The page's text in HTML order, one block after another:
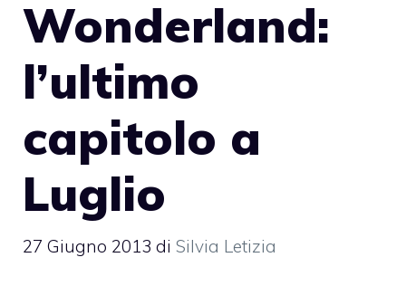
Wonderland:
l’ultimo
capitolo a
Luglio
27 Giugno 2013 di Silvia Letizia